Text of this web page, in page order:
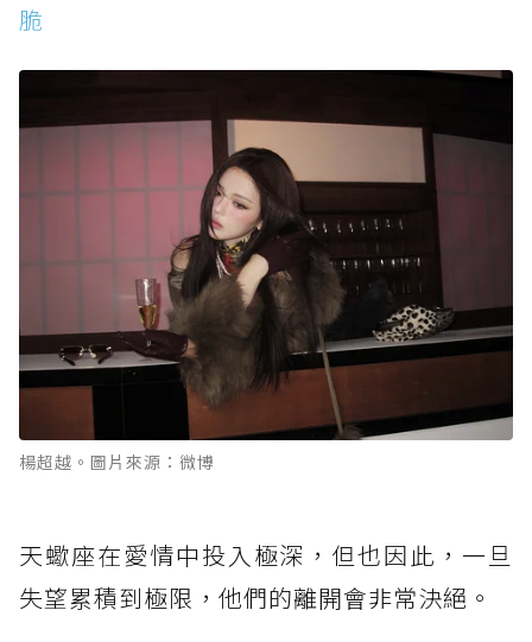
脆
楊超越。圖片來源：微博
天蠍座在愛情中投入極深，但也因此，一旦
失望累積到極限，他們的離開會非常決絕。